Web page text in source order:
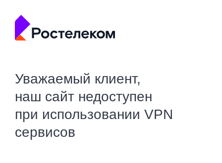
Уважаемый клиент,
наш сайт недоступен
при использовании VPN
сервисов